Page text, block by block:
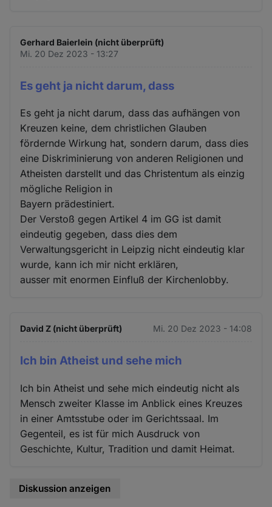
Gerhard Baierlein (nicht überprüft)
Mi. 20 Dez 2023 - 13:27
Es geht ja nicht darum, dass
Es geht ja nicht darum, dass das aufhängen von
Kreuzen keine, dem christlichen Glauben
fördernde Wirkung hat, sondern darum, dass dies
eine Diskriminierung von anderen Religionen und
Atheisten darstellt und das Christentum als einzig
mögliche Religion in
Bayern prädestiniert.
Der Verstoß gegen Artikel 4 im GG ist damit
eindeutig gegeben, dass dies dem
Verwaltungsgericht in Leipzig nicht eindeutig klar
wurde, kann ich mir nicht erklären,
ausser mit enormen Einfluß der Kirchenlobby.
David Z (nicht überprüft) Mi. 20 Dez 2023 - 14:08
Ich bin Atheist und sehe mich
Ich bin Atheist und sehe mich eindeutig nicht als
Mensch zweiter Klasse im Anblick eines Kreuzes
in einer Amtsstube oder im Gerichtssaal. Im
Gegenteil, es ist für mich Ausdruck von
Geschichte, Kultur, Tradition und damit Heimat.
Diskussion anzeigen